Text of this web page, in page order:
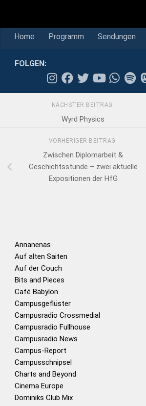
Home Programm Sendungen
FOLGEN:
NÄCHSTER BEITRAG
Wyrd Physics
VORHERIGER BEITRAG
Zwischen Diplomarbeit &
Geschichtsstunde – zwei aktuelle
Expositionen der HfG
Annanenas
Auf alten Saiten
Auf der Couch
Bits and Pieces
Café Babylon
Campusgeflüster
Campusradio Crossmedial
Campusradio Fullhouse
Campusradio News
Campus-Report
Campusschnipsel
Charts and Beyond
Cinema Europe
Dominiks Club Mix